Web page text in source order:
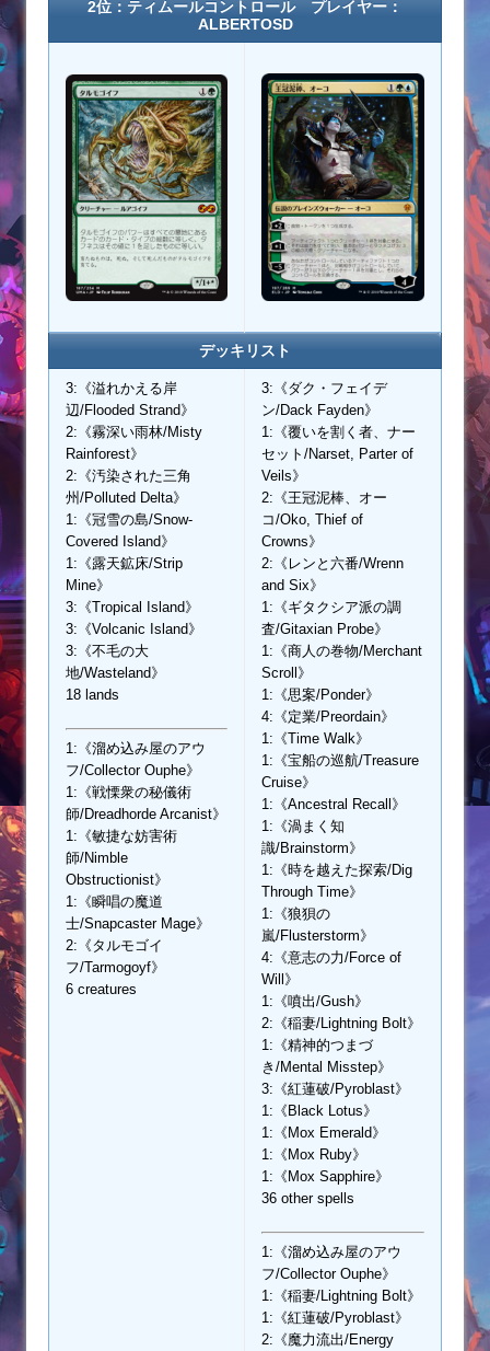
2位：ティムールコントロール プレイヤー：
ALBERTOSD
デッキリスト
3:《溢れかえる岸
辺/Flooded Strand》
2:《霧深い雨林/Misty
Rainforest》
2:《汚染された三角
州/Polluted Delta》
1:《冠雪の島/Snow-
Covered Island》
1:《露天鉱床/Strip
Mine》
3:《Tropical Island》
3:《Volcanic Island》
3:《不毛の大
地/Wasteland》
18 lands
1:《溜め込み屋のアウ
フ/Collector Ouphe》
1:《戦慄衆の秘儀術
師/Dreadhorde Arcanist》
1:《敏捷な妨害術
師/Nimble
Obstructionist》
1:《瞬唱の魔道
士/Snapcaster Mage》
2:《タルモゴイ
フ/Tarmogoyf》
6 creatures
3:《ダク・フェイデ
ン/Dack Fayden》
1:《覆いを割く者、ナー
セット/Narset, Parter of
Veils》
2:《王冠泥棒、オー
コ/Oko, Thief of
Crowns》
2:《レンと六番/Wrenn
and Six》
1:《ギタクシア派の調
査/Gitaxian Probe》
1:《商人の巻物/Merchant
Scroll》
1:《思案/Ponder》
4:《定業/Preordain》
1:《Time Walk》
1:《宝船の巡航/Treasure
Cruise》
1:《Ancestral Recall》
1:《渦まく知
識/Brainstorm》
1:《時を越えた探索/Dig
Through Time》
1:《狼狽の
嵐/Flusterstorm》
4:《意志の力/Force of
Will》
1:《噴出/Gush》
2:《稲妻/Lightning Bolt》
1:《精神的つまづ
き/Mental Misstep》
3:《紅蓮破/Pyroblast》
1:《Black Lotus》
1:《Mox Emerald》
1:《Mox Ruby》
1:《Mox Sapphire》
36 other spells
1:《溜め込み屋のアウ
フ/Collector Ouphe》
1:《稲妻/Lightning Bolt》
1:《紅蓮破/Pyroblast》
2:《魔力流出/Energy